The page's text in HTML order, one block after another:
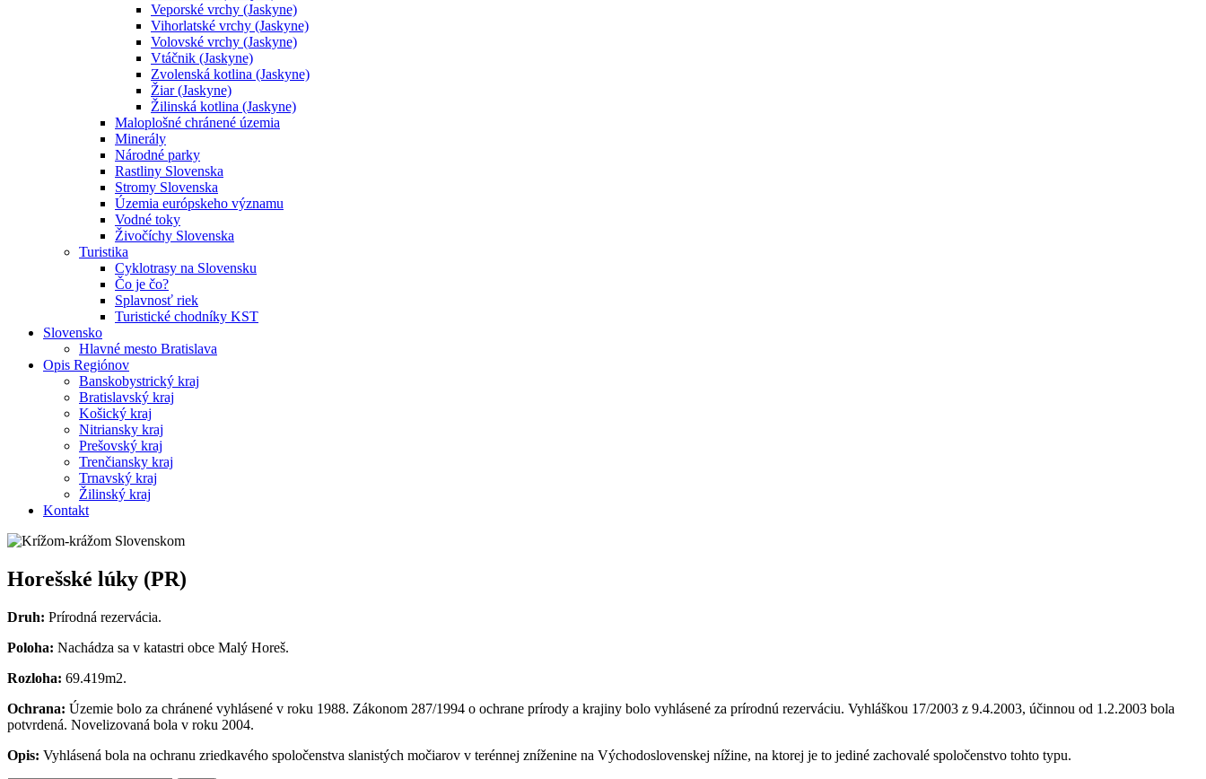
Veporské vrchy (Jaskyne)
Vihorlatské vrchy (Jaskyne)
Volovské vrchy (Jaskyne)
Vtáčnik (Jaskyne)
Zvolenská kotlina (Jaskyne)
Žiar (Jaskyne)
Žilinská kotlina (Jaskyne)
Maloplošné chránené územia
Minerály
Národné parky
Rastliny Slovenska
Stromy Slovenska
Územia európskeho významu
Vodné toky
Živočíchy Slovenska
Turistika
Cyklotrasy na Slovensku
Čo je čo?
Splavnosť riek
Turistické chodníky KST
Slovensko
Hlavné mesto Bratislava
Opis Regiónov
Banskobystrický kraj
Bratislavský kraj
Košický kraj
Nitriansky kraj
Prešovský kraj
Trenčiansky kraj
Trnavský kraj
Žilinský kraj
Kontakt
Horešské lúky (PR)
Druh: Prírodná rezervácia.
Poloha: Nachádza sa v katastri obce Malý Horeš.
Rozloha: 69.419m2.
Ochrana: Územie bolo za chránené vyhlásené v roku 1988. Zákonom 287/1994 o ochrane prírody a krajiny bolo vyhlásené za prírodnú rezerváciu. Vyhláškou 17/2003 z 9.4.2003, účinnou od 1.2.2003 bola
potvrdená. Novelizovaná bola v roku 2004.
Opis: Vyhlásená bola na ochranu zriedkavého spoločenstva slanistých močiarov v terénnej zníženine na Východoslovenskej nížine, na ktorej je to jediné zachovalé spoločenstvo tohto typu.